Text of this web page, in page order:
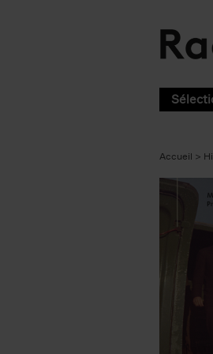
Accueil